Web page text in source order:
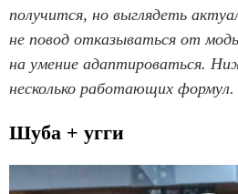
получится, но выглядеть
не повод отказываться от
на умение адаптироваться.
несколько работающих формул.
Шуба + угги